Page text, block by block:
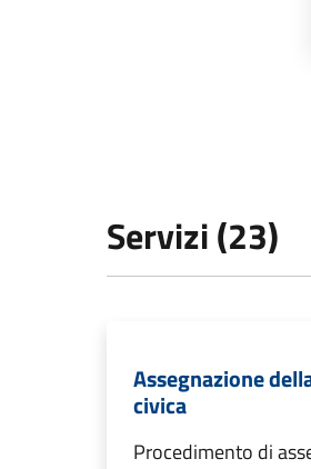
Servizi (23)
Assegnazione
civica
Procedimento di